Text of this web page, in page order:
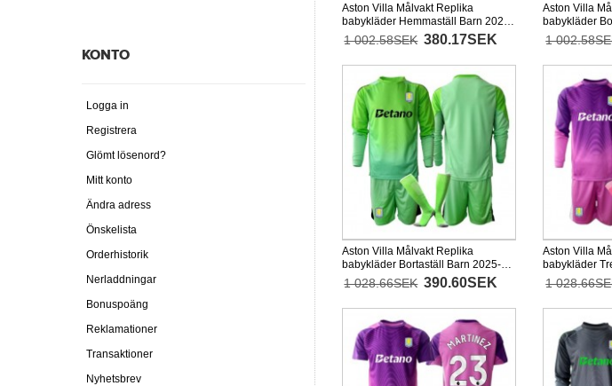
KONTO
Logga in
Registrera
Glömt lösenord?
Mitt konto
Ändra adress
Önskelista
Orderhistorik
Nerladdningar
Bonuspoäng
Reklamationer
Transaktioner
Nyhetsbrev
Aston Villa Målvakt Replika
babykläder Hemmaställ Barn 2025-
26 Kortärmad (+ korta byxor)
1 002.58SEK 380.17SEK
Aston Villa
babykläder
Kortärmad (+
1
Aston Villa Målvakt Replika
babykläder Bortaställ Barn 2025-26
Långärmad (+ korta byxor)
1 028.66SEK 390.60SEK
Aston Villa
babykläder
26
1